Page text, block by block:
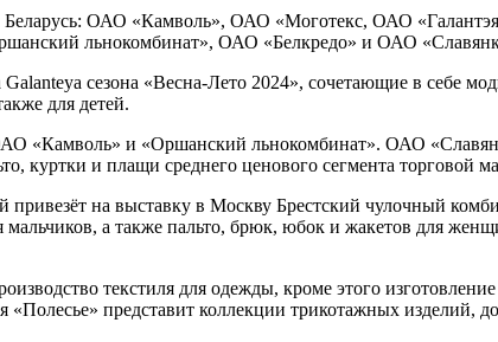
Беларусь: ОАО «Камволь», ОАО «Моготекс, ОАО
льнокомбинат», ОАО «Белкредо» и ОАО
сезона «Весна-Лето 2024», сочетающие в себе
для детей.
«Камволь» и «Оршанский льнокомбинат». ОАО
куртки и плащи среднего ценового сегмента торговой
привезёт на выставку в Москву Брестский чулочный
а также пальто, брюк, юбок и жакетов для
текстиля для одежды, кроме этого
«Полесье» представит коллекции трикотажных изделий,